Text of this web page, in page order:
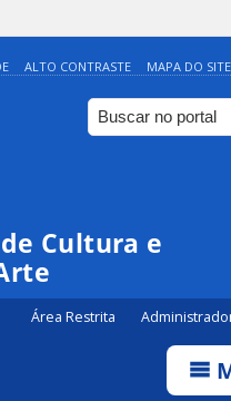
Simplifique!
Comunica BR
Participe
ALTO CONTRASTE MAPA DO SITE
Cultura e
Área Restrita